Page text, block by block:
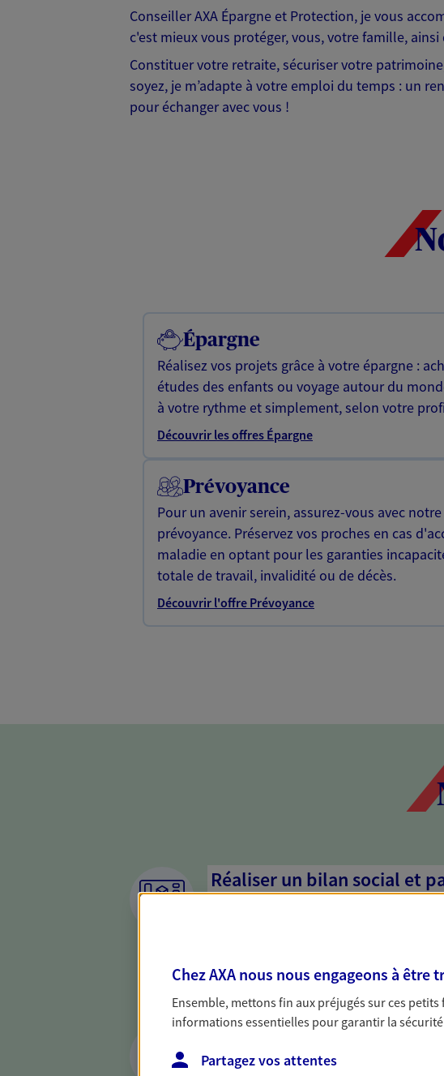
Conseiller AXA Épargne et Protection, je vous
c'est mieux vous protéger, vous, votre famille,
Constituer votre retraite, sécuriser votre
soyez, je m’adapte à votre emploi du temps : un
pour échanger avec vous !
Épargne
Réalisez vos projets grâce à votre épargne :
études des enfants ou voyage autour du
à votre rythme et simplement, selon votre
Découvrir les offres Épargne
Prévoyance
Pour un avenir serein, assurez-vous avec
prévoyance. Préservez vos proches en cas
maladie en optant pour les garanties
totale de travail, invalidité ou de décès.
Découvrir l'offre Prévoyance
Réaliser un bilan social et
dresser un bilan complet de votre
solide pour vous formuler des conseils
besoins.
Proposer des solutions
citoyenne
Chez AXA nous nous engageons à
Ensemble, mettons fin aux préjugés sur ces
informations essentielles pour garantir la
Partagez vos attentes